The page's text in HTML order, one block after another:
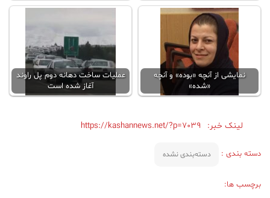
نمایشی از آنچه «بوده» و آنچه
«شده»
عملیات ساخت دهانه دوم پل راوند
آغاز شده است
لینک خبر: https://kashannews.net/?p=7039
دسته بندی : دسته‌بندی نشده
برچسب ها: